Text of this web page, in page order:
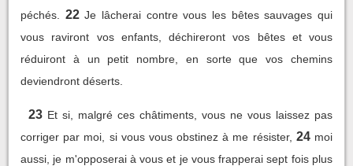
péchés. 22 Je lâcherai contre vous les bêtes sauvages qui
vous raviront vos enfants, déchireront vos bêtes et vous
réduiront à un petit nombre, en sorte que vos chemins
deviendront déserts.
23 Et si, malgré ces châtiments, vous ne vous laissez pas
corriger par moi, si vous vous obstinez à me résister, 24 moi
aussi, je m'opposerai à vous et je vous frapperai sept fois plus